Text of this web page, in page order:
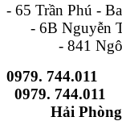
- 65 Trần
- 6B Nguyễn
- 841 Ngô
0979. 744.011
0979. 744.011
Hải